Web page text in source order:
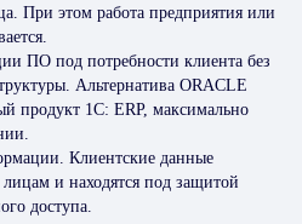
При этом работа предприятия или
ПО под потребности клиента без
Альтернатива ORACLE
продукт 1С: ERP, максимально
Клиентские данные
и находятся под защитой
доступа.